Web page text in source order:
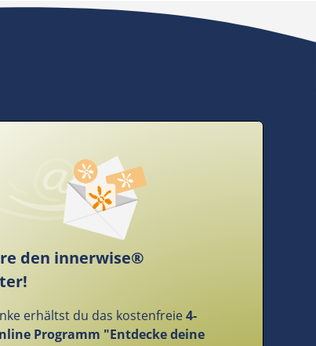
den innerwise®
erhältst du das kostenfreie4-
Programm "Entdecke deine